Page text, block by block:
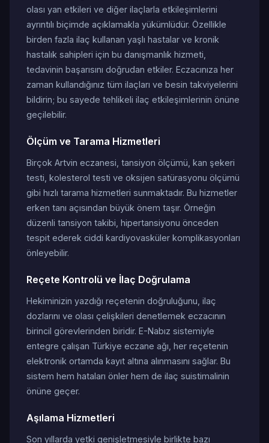
olası yan etkileri ve diğer ilaçlarla etkileşimlerini
ayrıntılı biçimde açıklamakla yükümlüdür. Özellikle
birden fazla ilaç kullanan yaşlı hastalar ve kronik
hastalık sahipleri için bu danışmanlık hizmeti,
tedavinin başarısını doğrudan etkiler. Eczacınıza her
zaman kullandığınız tüm ilaçları ve besin takviyelerini
bildirin; bu sayede tehlikeli ilaç etkileşimlerinin önüne
geçilebilir.
Ölçüm ve Tarama Hizmetleri
Birçok Artvin eczanesi, tansiyon ölçümü, kan şekeri
testi, kolesterol testi ve oksijen satürasyonu ölçümü
gibi hızlı tarama hizmetleri sunmaktadır. Bu hizmetler
erken tanı açısından büyük önem taşır. Örneğin
düzenli tansiyon takibi, hipertansiyonu önceden
tespit ederek ciddi kardiyovasküler komplikasyonları
önleyebilir.
Reçete Kontrolü ve İlaç Doğrulama
Hekiminizin yazdığı reçetenin doğruluğunu, ilaç
dozlarını ve olası çelişkileri denetlemek eczacının
birincil görevlerinden biridir. E-Nabız sistemiyle
entegre çalışan Türkiye eczane ağı, her reçetenin
elektronik ortamda kayıt altına alınmasını sağlar. Bu
sistem hem hataları önler hem de ilaç suistimalinin
önüne geçer.
Aşılama Hizmetleri
Son yıllarda yetki genişletmesiyle birlikte bazı